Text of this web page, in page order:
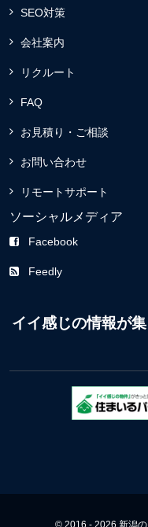
SEO対策
会社案内
リクルート
FAQ
お見積り・ご相談
お問い合わせ
リモートサポート
ソーシャルメディア
Facebook
Feedly
イイ感じの情報が
© 2016 - 2026 新潟